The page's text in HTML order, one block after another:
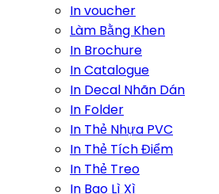
In voucher
Làm Bằng Khen
In Brochure
In Catalogue
In Decal Nhãn Dán
In Folder
In Thẻ Nhựa PVC
In Thẻ Tích Điểm
In Thẻ Treo
In Bao Lì Xì